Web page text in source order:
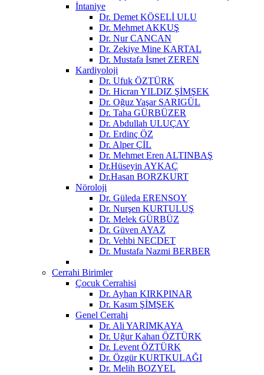
İntaniye
Dr. Demet KÖSELİ ULU
Dr. Mehmet AKKUŞ
Dr. Nur CANCAN
Dr. Zekiye Mine KARTAL
Dr. Mustafa İsmet ZEREN
Kardiyoloji
Dr. Ufuk ÖZTÜRK
Dr. Hicran YILDIZ ŞİMŞEK
Dr. Oğuz Yaşar SARIGÜL
Dr. Taha GÜRBÜZER
Dr. Abdullah ULUÇAY
Dr. Erdinç ÖZ
Dr. Alper ÇİL
Dr. Mehmet Eren ALTINBAŞ
Dr.Hüseyin AYKAÇ
Dr.Hasan BORZKURT
Nöroloji
Dr. Güleda ERENSOY
Dr. Nurşen KURTULUŞ
Dr. Melek GÜRBÜZ
Dr. Güven AYAZ
Dr. Vehbi NECDET
Dr. Mustafa Nazmi BERBER
Cerrahi Birimler
Çocuk Cerrahisi
Dr. Ayhan KIRKPINAR
Dr. Kasım ŞİMŞEK
Genel Cerrahi
Dr. Ali YARIMKAYA
Dr. Uğur Kahan ÖZTÜRK
Dr. Levent ÖZTÜRK
Dr. Özgür KURTKULAĞI
Dr. Melih BOZYEL